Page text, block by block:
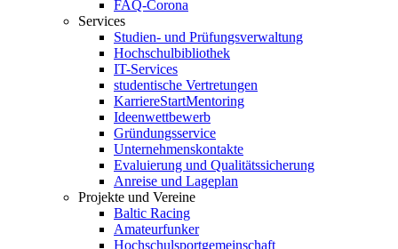
FAQ-Corona
Services
Studien- und Prüfungsverwaltung
Hochschulbibliothek
IT-Services
studentische Vertretungen
KarriereStartMentoring
Ideenwettbewerb
Gründungsservice
Unternehmenskontakte
Evaluierung und Qualitätssicherung
Anreise und Lageplan
Projekte und Vereine
Baltic Racing
Amateurfunker
Hochschulsportgemeinschaft